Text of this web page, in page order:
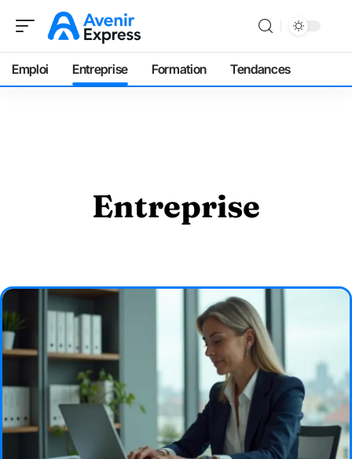
Emploi Entreprise Formation Tendances
Entreprise